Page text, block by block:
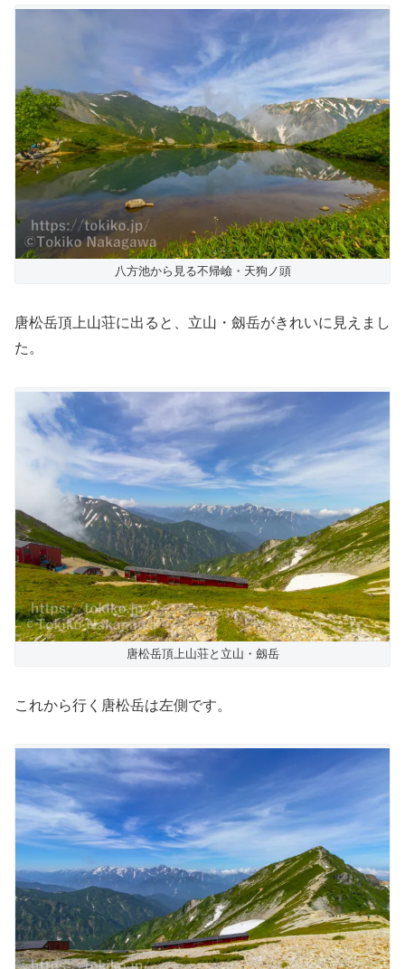
八方池から見る不帰嶮・天狗ノ頭
唐松岳頂上山荘に出ると、立山・劔岳がきれいに見えまし
た。
唐松岳頂上山荘と立山・劔岳
これから行く唐松岳は左側です。